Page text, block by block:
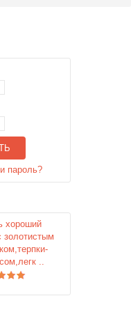
пароль?
хороший
золотистым
..